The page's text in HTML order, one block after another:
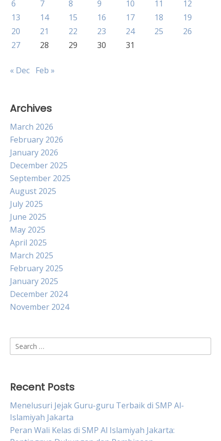
6
7 8 9 10 11
12
13
14 15 16 17 18
19
20
21 22 23 24 25
26
27
28 29 30 31
« Dec Feb »
Archives
March 2026
February 2026
January 2026
December 2025
September 2025
August 2025
July 2025
June 2025
May 2025
April 2025
March 2025
February 2025
January 2025
December 2024
November 2024
Search
for:
Recent Posts
Menelusuri Jejak Guru-guru Terbaik di SMP Al-
Islamiyah Jakarta
Peran Wali Kelas di SMP Al Islamiyah Jakarta: